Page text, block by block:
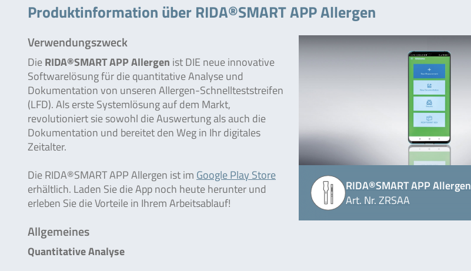
Produktinformation über RIDA®SMART APP Allergen
RIDA®SMART APP Allergen
Art. Nr. ZRSAA
Verwendungszweck
DieRIDA®SMART APP Allergen ist DIE neue innovative
Softwarelösung für die quantitative Analyse und
Dokumentation von unseren Allergen-Schnellteststreifen
(LFD). Als erste Systemlösung auf dem Markt,
revolutioniert sie sowohl die Auswertung als auch die
Dokumentation und bereitet den Weg in Ihr digitales
Zeitalter.
Die RIDA®SMART APP Allergen ist im Google Play Store
erhältlich. Laden Sie die App noch heute herunter und
erleben Sie die Vorteile in Ihrem Arbeitsablauf!
Allgemeines
Quantitative Analyse